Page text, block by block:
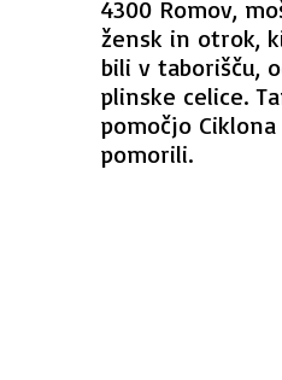
4300 Romov,
žensk in otrok,
bili v taborišču,
plinske celice.
pomočjo Ciklona
pomorili.